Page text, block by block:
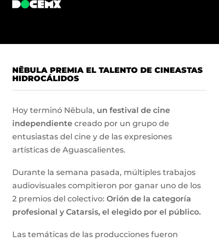
NĒBULA PREMIA EL TALENTO DE CINEASTAS
HIDROCÁLIDOS
Hoy terminó Nēbula, un festival de cine
independiente creado por un grupo de
entusiastas del cine y de las expresiones
artísticas de Aguascalientes.
Durante la semana pasada, múltiples trabajos
audiovisuales compitieron por ganar uno de los
2 premios del colectivo: Orión de la categoría
profesional y Catarsis, el elegido por el público.
Las temáticas de las producciones fueron